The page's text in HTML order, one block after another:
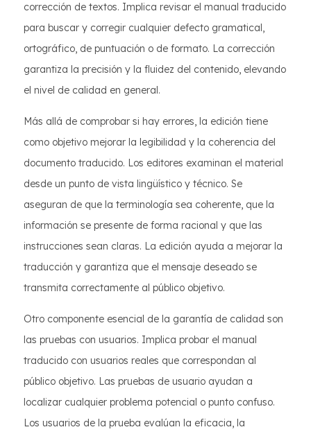
corrección de textos. Implica revisar el manual traducido
para buscar y corregir cualquier defecto gramatical,
ortográfico, de puntuación o de formato. La corrección
garantiza la precisión y la fluidez del contenido, elevando
el nivel de calidad en general.
Más allá de comprobar si hay errores, la edición tiene
como objetivo mejorar la legibilidad y la coherencia del
documento traducido. Los editores examinan el material
desde un punto de vista lingüístico y técnico. Se
aseguran de que la terminología sea coherente, que la
información se presente de forma racional y que las
instrucciones sean claras. La edición ayuda a mejorar la
traducción y garantiza que el mensaje deseado se
transmita correctamente al público objetivo.
Otro componente esencial de la garantía de calidad son
las pruebas con usuarios. Implica probar el manual
traducido con usuarios reales que correspondan al
público objetivo. Las pruebas de usuario ayudan a
localizar cualquier problema potencial o punto confuso.
Los usuarios de la prueba evalúan la eficacia, la